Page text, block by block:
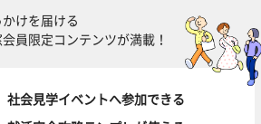
かけを届ける
員限定コンテンツが満載！
社会見学イベントへ参加できる